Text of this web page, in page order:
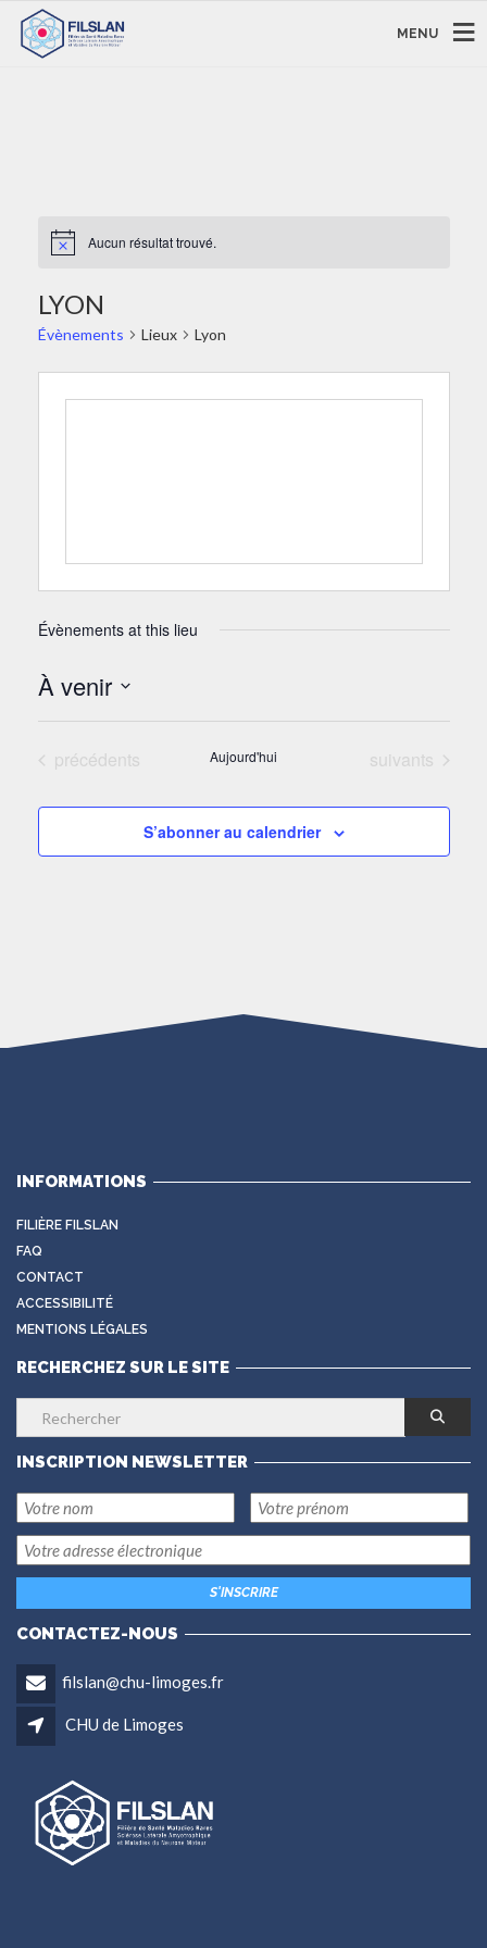
MENU
Aucun résultat trouvé.
LYON
Évènements Lieux Lyon
Évènements at this lieu
À venir
date.Évènements
précédents Aujourd'hui Évènements
suivants
S’abonner au calendrier
INFORMATIONS
FILIÈRE FILSLAN
FAQ
CONTACT
ACCESSIBILITÉ
MENTIONS LÉGALES
RECHERCHEZ SUR LE SITE
INSCRIPTION NEWSLETTER
CONTACTEZ-NOUS
filslan@chu-limoges.fr
CHU de Limoges